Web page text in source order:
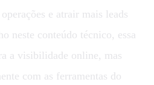
e atrair mais leads
neste conteúdo técnico, essa
a visibilidade online, mas
com as ferramentas do